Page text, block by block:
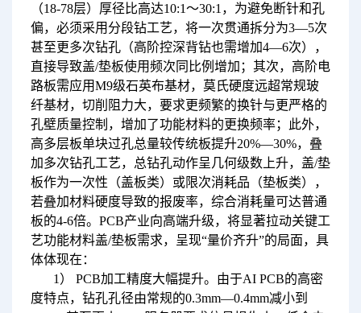
（18-78层）厚径比高达10:1～30:1，为避免断针和孔
偏，必须采用‌分段钻工艺‌，将一次贯通拆分为3—5次
甚至更多次钻孔（高阶控深背钻也需增加4—6次），
直接导致盖/垫板使用频次同比例增加；其次，高阶电
路板需应用M9级石英布基材，莫氏硬度远超常规玻
纤基材，切削阻力大，要求更频繁的换针与更严格的
孔壁质量控制，增加了功能材料的更换频率；此外，
高多层板单块过孔总量较传统板提升20%—30%，叠
加多次钻孔工艺，总钻孔动作呈几何级数上升，盖/垫
板作为一次性（盖板类）或限次消耗品（垫板类），
若叠加材料硬度导致的报废率，综合消耗量可达普通
板的‌4-6倍‌。PCB产业向高端升级，将显著拉动关键工
艺功能材料盖/垫板需求，呈现“量价齐升”的局面，具
体体现在：
1） PCB加工精度大幅提升。由于AI PCB的高密
度特点，钻孔孔径由常规的0.3mm—0.4mm减小到